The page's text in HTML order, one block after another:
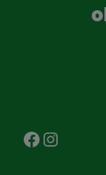
Facebook Instagram